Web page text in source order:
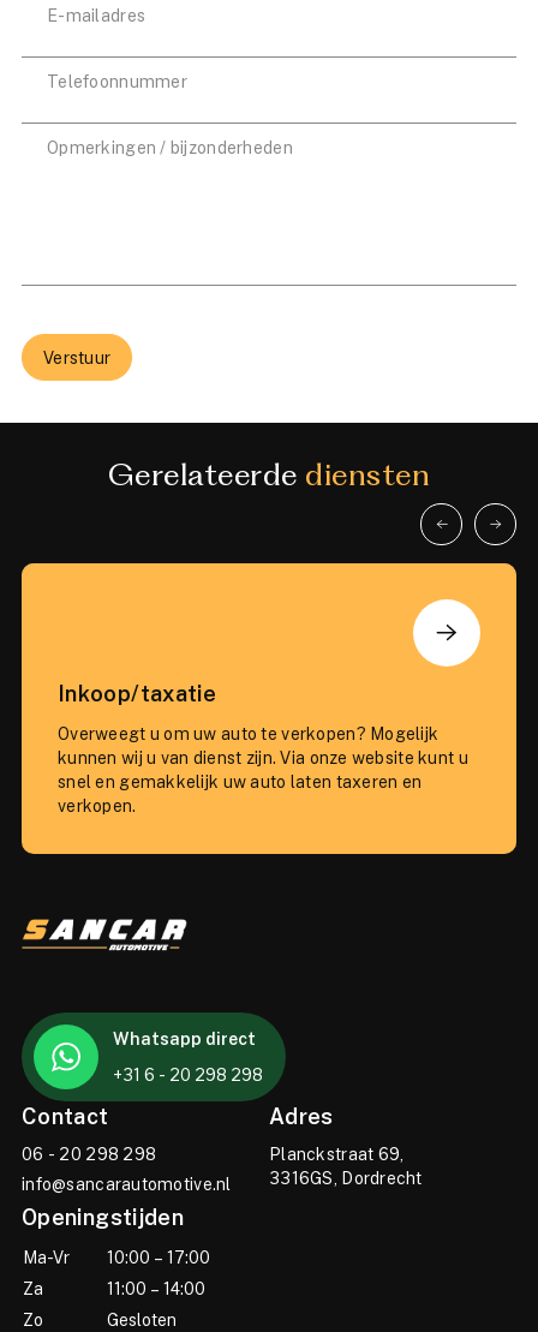
Verstuur
Gerelateerde diensten
Inkoop/taxatie
Overweegt u om uw auto te verkopen? Mogelijk
kunnen wij u van dienst zijn. Via onze website kunt u
snel en gemakkelijk uw auto laten taxeren en
verkopen.
Whatsapp direct
+31 6 - 20 298 298
Contact
06 - 20 298 298
info@sancarautomotive.nl
Adres
Planckstraat 69,
3316GS, Dordrecht
Openingstijden
Ma-Vr
10:00 – 17:00
Za
11:00 – 14:00
Zo
Gesloten